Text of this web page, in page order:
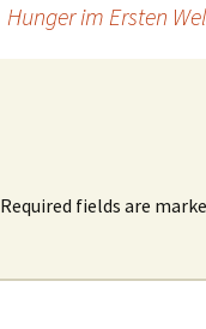
Hunger im Ersten
Required fields are